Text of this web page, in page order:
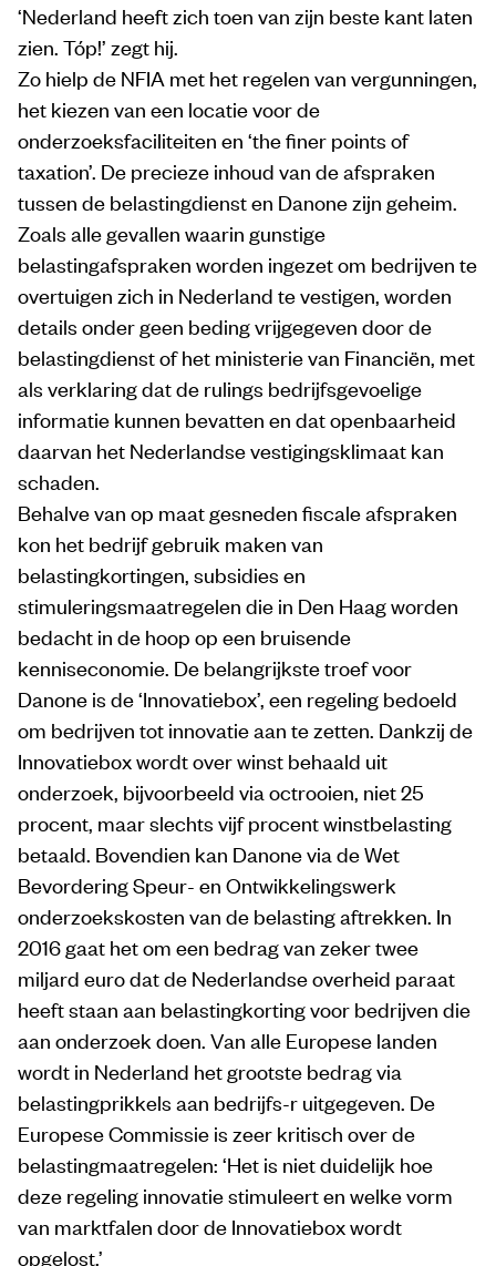
‘Nederland heeft zich toen van zijn beste kant laten
zien. Tóp!’ zegt hij.
Zo hielp de NFIA met het regelen van vergunningen,
het kiezen van een locatie voor de
onderzoeksfaciliteiten en ‘the finer points of
taxation’. De precieze inhoud van de afspraken
tussen de belastingdienst en Danone zijn geheim.
Zoals alle gevallen waarin gunstige
belastingafspraken worden ingezet om bedrijven te
overtuigen zich in Nederland te vestigen, worden
details onder geen beding vrijgegeven door de
belastingdienst of het ministerie van Financiën, met
als verklaring dat de rulings bedrijfsgevoelige
informatie kunnen bevatten en dat openbaarheid
daarvan het Nederlandse vestigingsklimaat kan
schaden.
Behalve van op maat gesneden fiscale afspraken
kon het bedrijf gebruik maken van
belastingkortingen, subsidies en
stimuleringsmaatregelen die in Den Haag worden
bedacht in de hoop op een bruisende
kenniseconomie. De belangrijkste troef voor
Danone is de ‘Innovatiebox’, een regeling bedoeld
om bedrijven tot innovatie aan te zetten. Dankzij de
Innovatiebox wordt over winst behaald uit
onderzoek, bijvoorbeeld via octrooien, niet 25
procent, maar slechts vijf procent winstbelasting
betaald. Bovendien kan Danone via de Wet
Bevordering Speur- en Ontwikkelingswerk
onderzoekskosten van de belasting aftrekken. In
2016 gaat het om een bedrag van zeker twee
miljard euro dat de Nederlandse overheid paraat
heeft staan aan belastingkorting voor bedrijven die
aan onderzoek doen. Van alle Europese landen
wordt in Nederland het grootste bedrag via
belastingprikkels aan bedrijfs-r uitgegeven. De
Europese Commissie is zeer kritisch over de
belastingmaatregelen: ‘Het is niet duidelijk hoe
deze regeling innovatie stimuleert en welke vorm
van marktfalen door de Innovatiebox wordt
opgelost.’